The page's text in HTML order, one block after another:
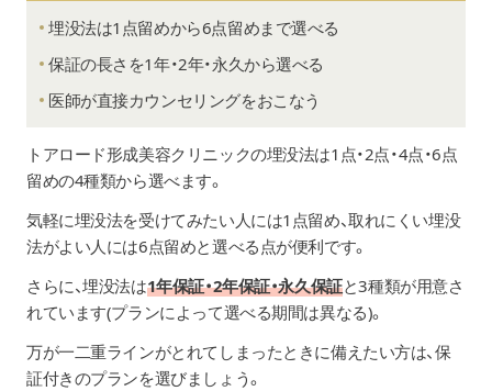
埋没法は1点留めから6点留めまで選べる
保証の長さを1年・2年・永久から選べる
医師が直接カウンセリングをおこなう
トアロード形成美容クリニックの埋没法は1点・2点・4点・6点
留めの4種類から選べます。
気軽に埋没法を受けてみたい人には1点留め、取れにくい埋没
法がよい人には6点留めと選べる点が便利です。
さらに、埋没法は1年保証・2年保証・永久保証と3種類が用意さ
れています(プランによって選べる期間は異なる)。
万が一二重ラインがとれてしまったときに備えたい方は、保
証付きのプランを選びましょう。